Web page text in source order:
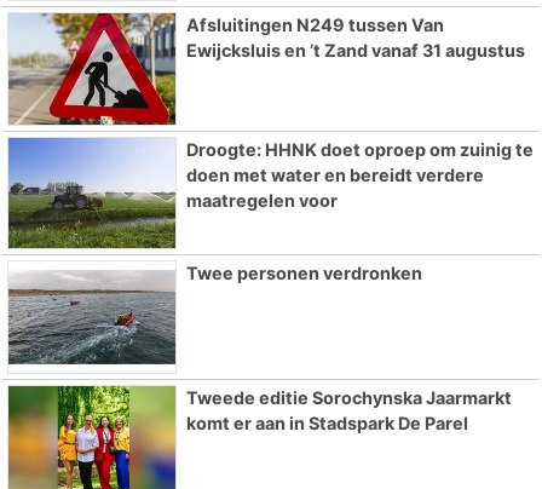
Afsluitingen N249 tussen Van
Ewijcksluis en ’t Zand vanaf 31 augustus
Droogte: HHNK doet oproep om zuinig te
doen met water en bereidt verdere
maatregelen voor
Twee personen verdronken
Tweede editie Sorochynska Jaarmarkt
komt er aan in Stadspark De Parel